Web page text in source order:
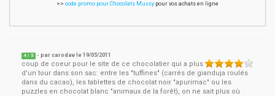
>> code promo pour Chocolats Mussy pour vos achats en ligne
4 / 5 - parcarodav le19/05/2011
coup de coeur pour le site de ce chocolatier qui a plus
d'un tour dans son sac: entre les "tuffines" (carrés de gianduja roulés
dans du cacao), les tablettes de chocolat noir "apurimac" ou les
puzzles en chocolat blanc "animaux de la forêt), on ne sait plus où